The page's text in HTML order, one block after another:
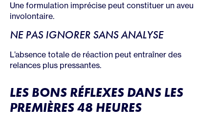
Une formulation imprécise peut constituer un aveu
involontaire.
NE PAS IGNORER SANS ANALYSE
L’absence totale de réaction peut entraîner des
relances plus pressantes.
LES BONS RÉFLEXES DANS LES
PREMIÈRES 48 HEURES